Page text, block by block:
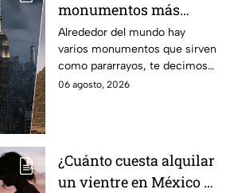
monumentos más
famosos del mundo que
también funcionan
como pararrayos
Alrededor del mundo hay
varios monumentos que sirven
como pararrayos, te decimos
los cuatro más icónicos y
06 agosto, 2026
¿Cuánto cuesta alquilar
un vientre en México y